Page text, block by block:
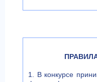
1. В конкурсе